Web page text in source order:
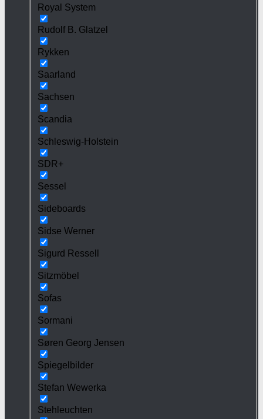
Royal System
Rudolf B. Glatzel
Rykken
Saarland
Sachsen
Scandia
Schleswig-Holstein
SDR+
Sessel
Sideboards
Sidse Werner
Sigurd Ressell
Sitzmöbel
Sofas
Sormani
Søren Georg Jensen
Spiegelbilder
Stefan Wewerka
Stehleuchten